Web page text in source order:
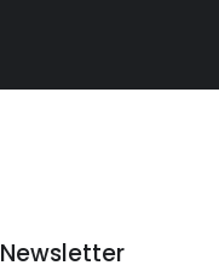
Newsletter